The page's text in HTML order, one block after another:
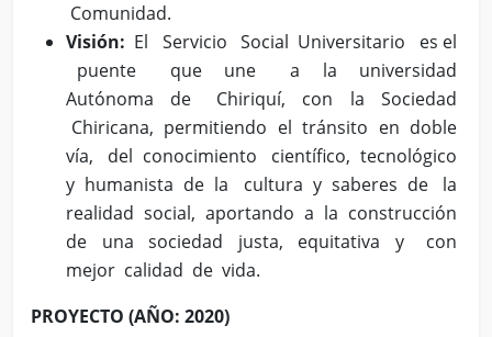
Comunidad.
Visión: El Servicio Social Universitario es el
puente que une a la universidad
Autónoma de Chiriquí, con la Sociedad
Chiricana, permitiendo el tránsito en doble
vía, del conocimiento científico, tecnológico
y humanista de la cultura y saberes de la
realidad social, aportando a la construcción
de una sociedad justa, equitativa y con
mejor calidad de vida.
PROYECTO (AÑO: 2020)